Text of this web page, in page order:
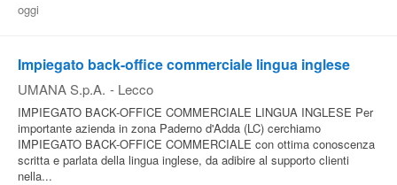
oggi
Impiegato back-office commerciale lingua inglese
UMANA S.p.A. - Lecco
IMPIEGATO BACK-OFFICE COMMERCIALE LINGUA INGLESE Per
importante azienda in zona Paderno d'Adda (LC) cerchiamo
IMPIEGATO BACK-OFFICE COMMERCIALE con ottima conoscenza
scritta e parlata della lingua inglese, da adibire al supporto clienti
nella...